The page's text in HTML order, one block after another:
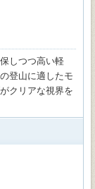
しつつ高い軽
登山に適したモ
クリアな視界を